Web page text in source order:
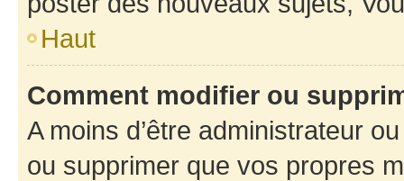
Haut
Comment modifier ou
A moins d’être administrateur
ou supprimer que vos propres